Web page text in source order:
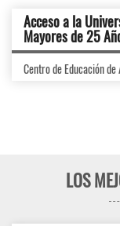
Acceso a la
Mayores de 25
Centro de Educación
LOS